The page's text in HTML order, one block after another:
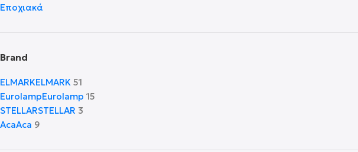
Εποχιακά
Brand
ELMARKELMARK 51
EurolampEurolamp 15
STELLARSTELLAR 3
AcaAca 9